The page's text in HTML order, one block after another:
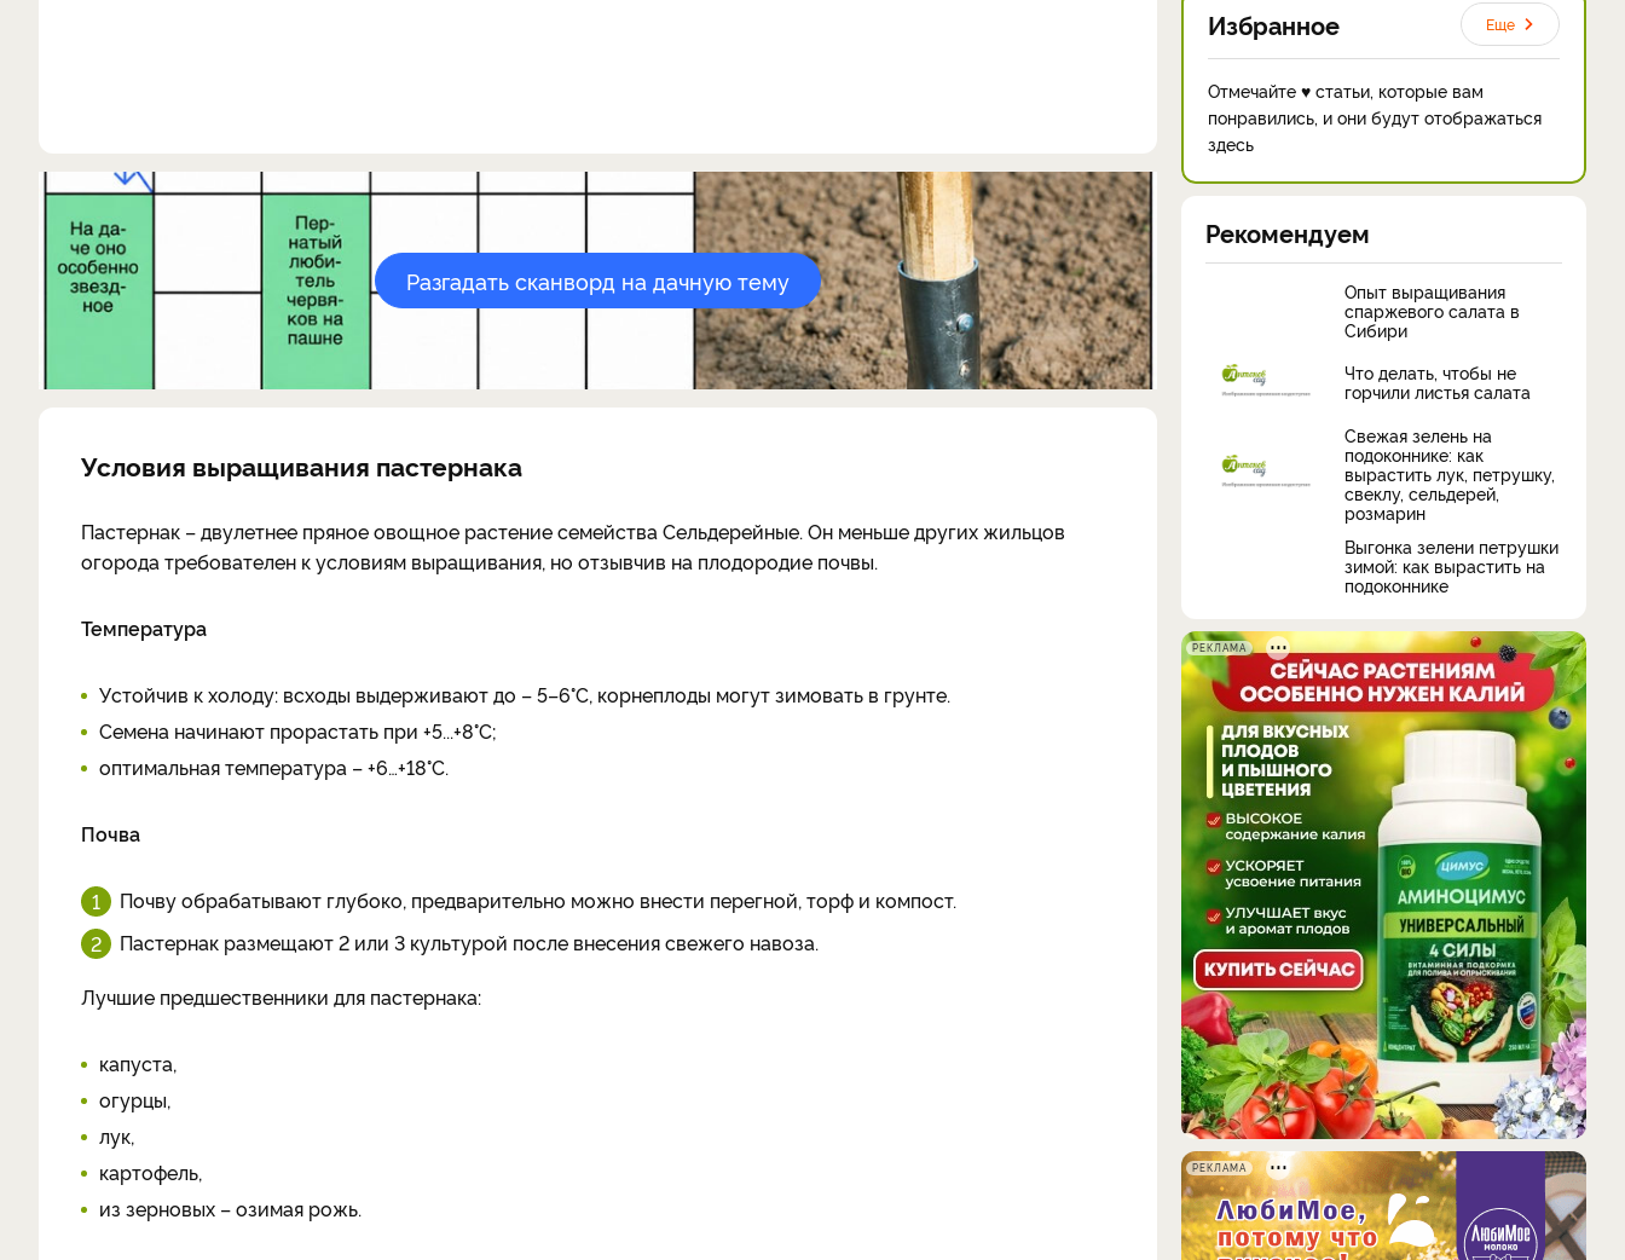
Разгадать сканворд на дачную тему
Условия выращивания пастернака
Пастернак – двулетнее пряное овощное растение семейства Сельдерейные. Он меньше других жильцов
огорода требователен к условиям выращивания, но отзывчив на плодородие почвы.
Температура
Устойчив к холоду: всходы выдерживают до – 5–6°С, корнеплоды могут зимовать в грунте.
Семена начинают прорастать при +5...+8°С;
оптимальная температура – +6…+18°С.
Почва
Почву обрабатывают глубоко, предварительно можно внести перегной, торф и компост.
Пастернак размещают 2 или 3 культурой после внесения свежего навоза.
Лучшие предшественники для пастернака:
капуста,
огурцы,
лук,
картофель,
из зерновых – озимая рожь.
Избранное Еще
Отмечайте ♥ статьи, которые вам
понравились, и они будут отображаться
здесь
Рекомендуем
Опыт выращивания
спаржевого салата в
Сибири
Что делать, чтобы не
горчили листья салата
Свежая зелень на
подоконнике: как
вырастить лук, петрушку,
свеклу, сельдерей,
розмарин
Выгонка зелени петрушки
зимой: как вырастить на
подоконнике
РЕКЛАМА
РЕКЛАМА